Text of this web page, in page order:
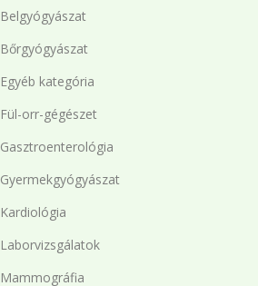
Belgyógyászat
Bőrgyógyászat
Egyéb kategória
Fül-orr-gégészet
Gasztroenterológia
Gyermekgyógyászat
Kardiológia
Laborvizsgálatok
Mammográfia